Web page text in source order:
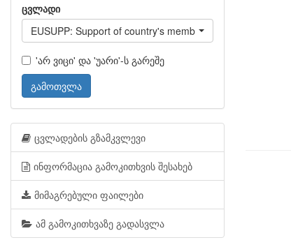
ცვლადი
EUSUPP: Support of country's membership in EU
'არ ვიცი' და 'უარი'-ს გარეშე
გამოთვლა
ცვლადების გზამკვლევი
ინფორმაცია გამოკითხვის შესახებ
მიმაგრებული ფაილები
ამ გამოკითხვაზე გადასვლა